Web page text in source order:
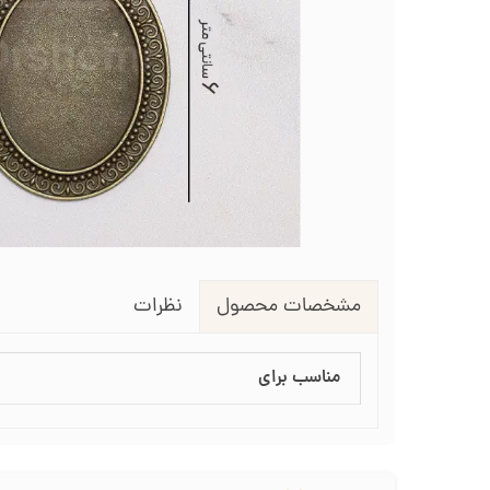
لوازم انتقال طرح روی پارچه
طرح گلدوزی
جعبه نظم دهنده
جاسوزنی و نگهدارنده سوزن
زیورآلات گلدوزی
قیچی
جعبه
مشخصات محصول نظرات
مناسب برای